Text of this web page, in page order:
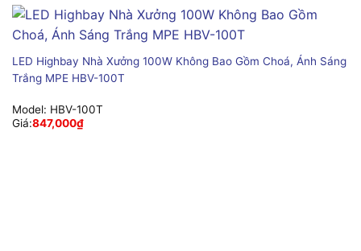
LED Highbay Nhà Xưởng 100W Không Bao Gồm Choá, Ánh Sáng
Trắng MPE HBV-100T
Model: HBV-100T
Giá:847,000₫